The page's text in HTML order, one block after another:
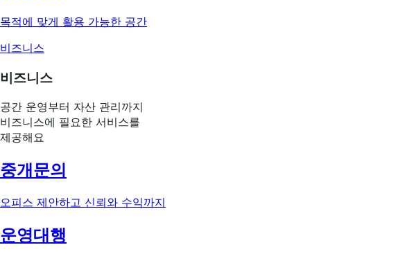
목적에 맞게 활용 가능한 공간
비즈니스
비즈니스
공간 운영부터 자산 관리까지
비즈니스에 필요한 서비스를
제공해요
중개문의
오피스 제안하고 신뢰와 수익까지
운영대행